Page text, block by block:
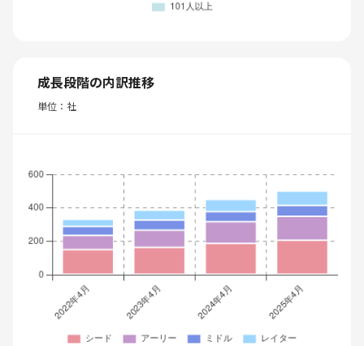
成長段階の内訳推移
単位：社